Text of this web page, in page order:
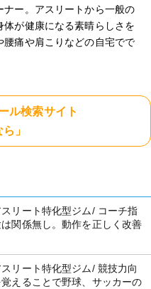
ナー。アスリートから一般の
が健康になる素晴らしさを
痛や肩こりなどの自宅でで
ル検索サイト
」
リート特化型ジム/ コーチ指
関係無し。動作を正しく改善
リート特化型ジム/ 競技力向
えることで野球、サッカーの